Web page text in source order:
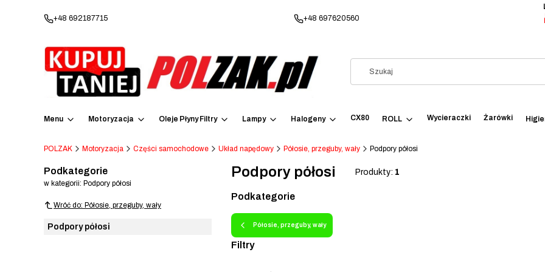
+48 692187715 +48 697620560
Menu Motoryzacja Oleje Płyny Filtry Lampy Halogeny CX80 ROLL Wycieraczki Żarówki
POLZAK Motoryzacja Części samochodowe Układ napędowy Półosie, przeguby, wały Podpory półosi
Podkategorie
w kategorii: Podpory półosi
Wróć do: Półosie, przeguby, wały
Podpory półosi
Podpory półosi Produkty: 1
Podkategorie
Półosie, przeguby, wały
Filtry